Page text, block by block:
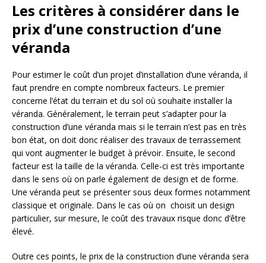
Les critères à considérer dans le
prix d’une construction d’une
véranda
Pour estimer le coût d’un projet d’installation d’une véranda, il
faut prendre en compte nombreux facteurs. Le premier
concerne l’état du terrain et du sol où souhaite installer la
véranda. Généralement, le terrain peut s’adapter pour la
construction d’une véranda mais si le terrain n’est pas en très
bon état, on doit donc réaliser des travaux de terrassement
qui vont augmenter le budget à prévoir. Ensuite, le second
facteur est la taille de la véranda. Celle-ci est très importante
dans le sens où on parle également de design et de forme.
Une véranda peut se présenter sous deux formes notamment
classique et originale. Dans le cas où on choisit un design
particulier, sur mesure, le coût des travaux risque donc d’être
élevé.
Outre ces points, le prix de la construction d’une véranda sera